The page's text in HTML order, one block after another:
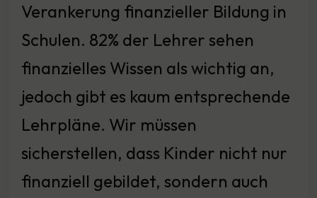
Verankerung finanzieller Bildung in
Schulen. 82% der Lehrer sehen
finanzielles Wissen als wichtig an,
jedoch gibt es kaum entsprechende
Lehrpläne. Wir müssen
sicherstellen, dass Kinder nicht nur
finanziell gebildet, sondern auch